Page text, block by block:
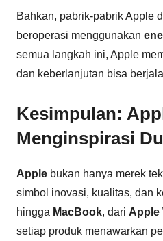
Bahkan, pabrik-pabrik Apple
beroperasi menggunakan
semua langkah ini, Apple
dan keberlanjutan bisa
Kesimpulan:
Menginspirasi
Apple bukan hanya merek
simbol inovasi, kualitas, dan
hingga MacBook, dari Apple
setiap produk menawarkan